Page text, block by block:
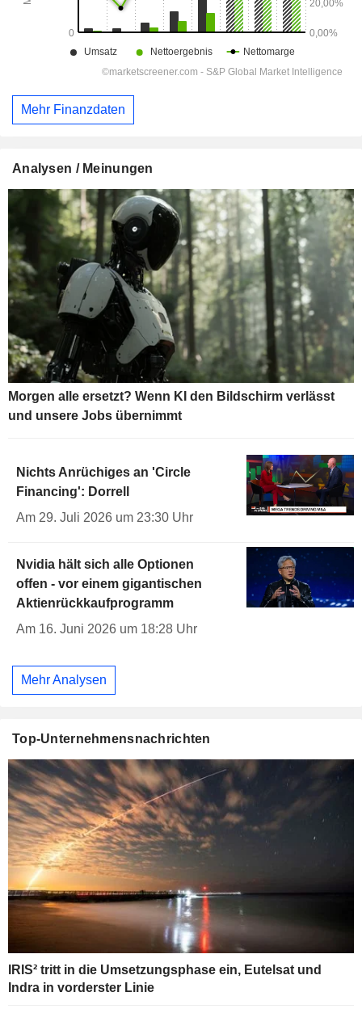
Mehr Finanzdaten
Analysen / Meinungen
Morgen alle ersetzt? Wenn KI den Bildschirm verlässt
und unsere Jobs übernimmt
Nichts Anrüchiges an 'Circle
Financing': Dorrell
Am 29. Juli 2026 um 23:30 Uhr
Nvidia hält sich alle Optionen
offen - vor einem gigantischen
Aktienrückkaufprogramm
Am 16. Juni 2026 um 18:28 Uhr
Mehr Analysen
Top-Unternehmensnachrichten
IRIS² tritt in die Umsetzungsphase ein, Eutelsat und
Indra in vorderster Linie